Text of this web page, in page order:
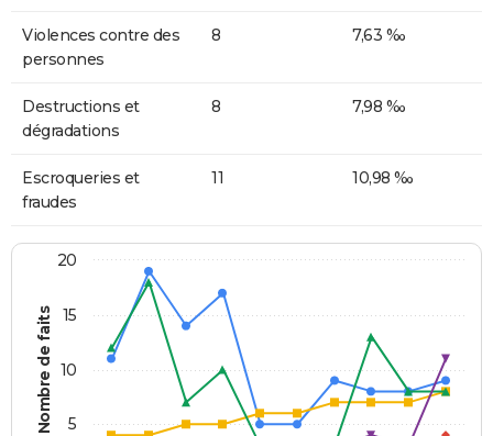
Violences contre des
personnes
8 7,63 ‰
Destructions et
dégradations
8 7,98 ‰
Escroqueries et
fraudes
11 10,98 ‰
Nombre de faits 5
10
15
20